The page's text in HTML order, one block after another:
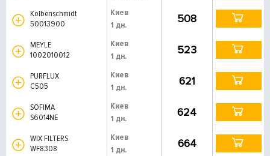
Kolbenschmidt
50013900
Киев
1 дн.
508
MEYLE
1002010012
Киев
1 дн.
523
PURFLUX
C505
Киев
1 дн.
621
SOFIMA
S6014NE
Киев
1 дн.
624
WIX FILTERS
WF8308
Киев
1 дн.
664